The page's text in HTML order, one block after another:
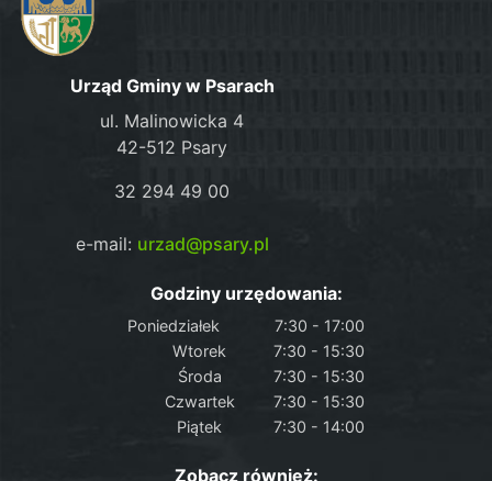
Urząd Gminy w Psarach
ul. Malinowicka 4
42-512 Psary
32 294 49 00
e-mail: urzad@psary.pl
Godziny urzędowania:
Poniedziałek
7:30 - 17:00
Wtorek
7:30 - 15:30
Środa
7:30 - 15:30
Czwartek
7:30 - 15:30
Piątek
7:30 - 14:00
Zobacz również: